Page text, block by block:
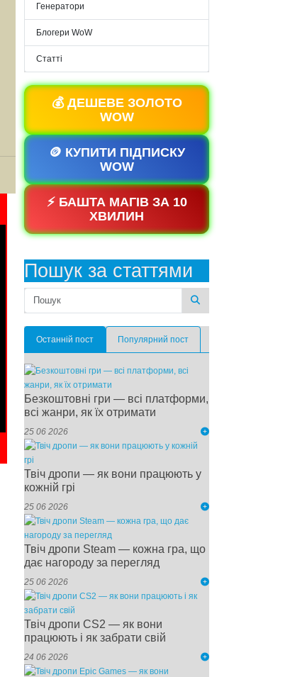
Генератори
Блогери WoW
Статті
💰 ДЕШЕВЕ ЗОЛОТО
WOW
🪙 КУПИТИ ПІДПИСКУ
WOW
⚡ БАШТА МАГІВ ЗА 10
ХВИЛИН
Пошук за статтями
Останній пост Популярний пост
Безкоштовні гри — всі платформи,
всі жанри, як їх отримати
25 06 2026
Твіч дропи — як вони працюють у
кожній грі
25 06 2026
Твіч дропи Steam — кожна гра, що
дає нагороду за перегляд
25 06 2026
Твіч дропи CS2 — як вони
працюють і як забрати свій
24 06 2026